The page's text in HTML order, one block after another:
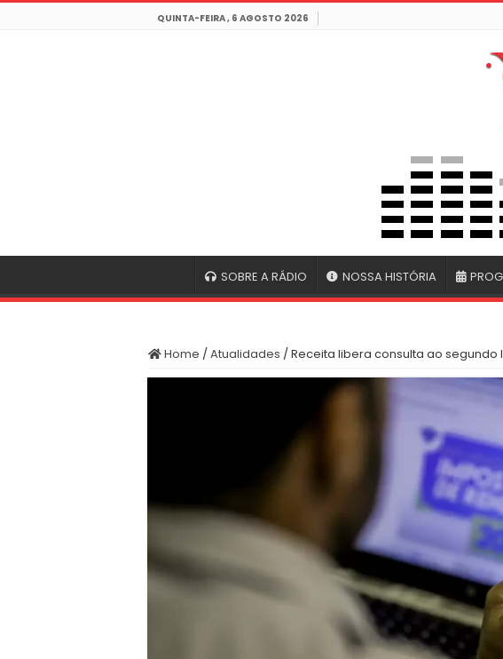
QUINTA-FEIRA , 6 AGOSTO 2026
SOBRE A RÁDIO NOSSA HISTÓRIA
Home /Atualidades /Receita libera consulta ao segundo